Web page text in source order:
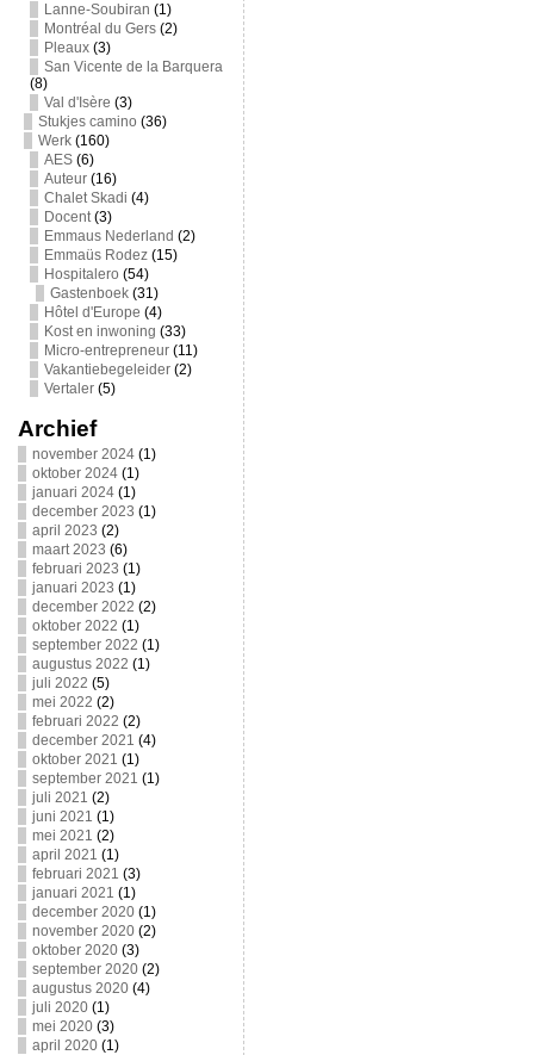
Lanne-Soubiran (1)
Montréal du Gers(2)
Pleaux(3)
San Vicente de la Barquera
(8)
Val d'Isère (3)
Stukjes camino (36)
Werk(160)
AES(6)
Auteur(16)
Chalet Skadi (4)
Docent(3)
Emmaus Nederland (2)
Emmaüs Rodez(15)
Hospitalero (54)
Gastenboek(31)
Hôtel d'Europe (4)
Kost en inwoning (33)
Micro-entrepreneur(11)
Vakantiebegeleider(2)
Vertaler(5)
Archief
november 2024(1)
oktober 2024(1)
januari 2024(1)
december 2023 (1)
april 2023 (2)
maart 2023 (6)
februari 2023 (1)
januari 2023 (1)
december 2022 (2)
oktober 2022 (1)
september 2022 (1)
augustus 2022 (1)
juli 2022 (5)
mei 2022 (2)
februari 2022 (2)
december 2021 (4)
oktober 2021 (1)
september 2021 (1)
juli 2021 (2)
juni 2021 (1)
mei 2021 (2)
april 2021 (1)
februari 2021 (3)
januari 2021 (1)
december 2020(1)
november 2020(2)
oktober 2020(3)
september 2020(2)
augustus 2020(4)
juli 2020(1)
mei 2020(3)
april 2020(1)